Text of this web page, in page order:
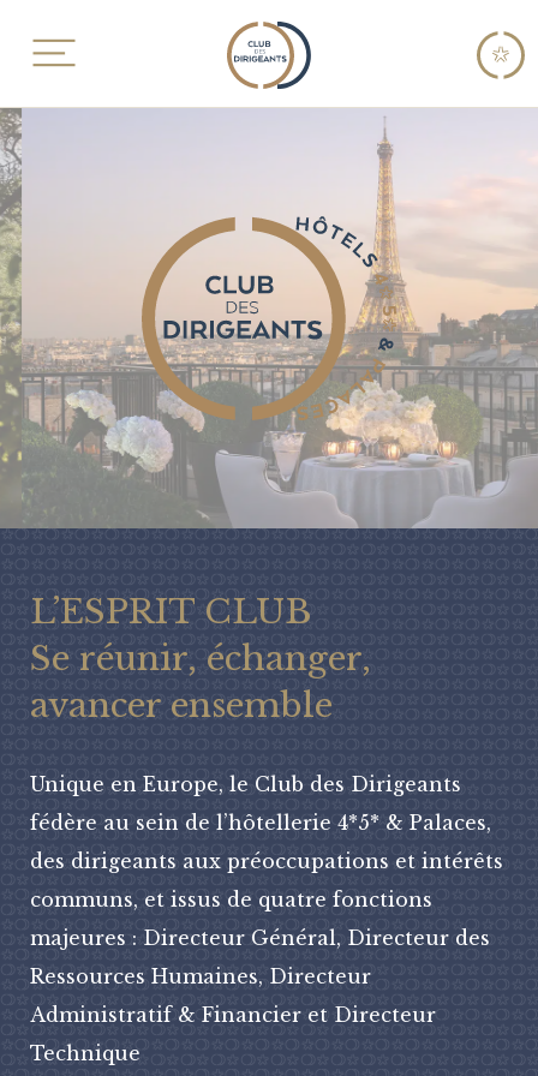
L’ESPRIT CLUB
Se réunir, échanger,
avancer ensemble
Unique en Europe, le Club des Dirigeants
fédère au sein de l’hôtellerie 4*5* & Palaces,
des dirigeants aux préoccupations et intérêts
communs, et issus de quatre fonctions
majeures : Directeur Général, Directeur des
Ressources Humaines, Directeur
Administratif & Financier et Directeur
Technique